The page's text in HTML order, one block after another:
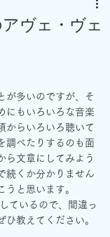
ヴェ・ヴェ
が多いのですが、そ
にもいろいろな音楽
からいろいろ聴いて
調べたりするのも面
ら文章にしてみよう
続くか分かりません
うと思います。
ているので、間違っ
ひ教えてください。